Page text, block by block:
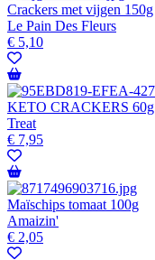
Crackers met vijgen 150g
Le Pain Des Fleurs
€ 5,10
KETO CRACKERS 60g
Treat
€ 7,95
Maïschips tomaat 100g
Amaizin'
€ 2,05